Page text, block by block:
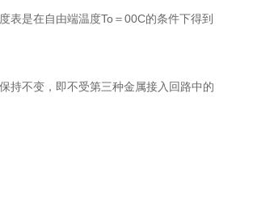
是在自由端温度To＝00C的条件下得到
持不变，即不受第三种金属接入回路中的